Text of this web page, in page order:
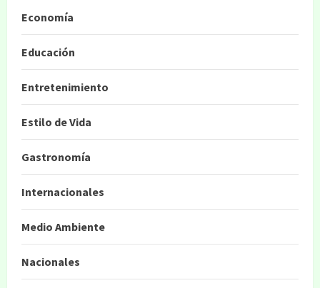
Economía
Educación
Entretenimiento
Estilo de Vida
Gastronomía
Internacionales
Medio Ambiente
Nacionales